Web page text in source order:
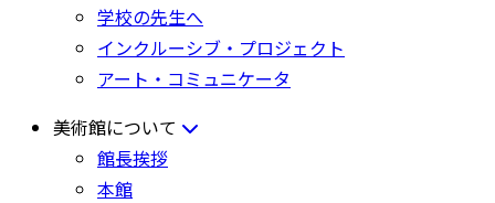
学校の先生へ
インクルーシブ・プロジェクト
アート・コミュニケータ
美術館について
館長挨拶
本館